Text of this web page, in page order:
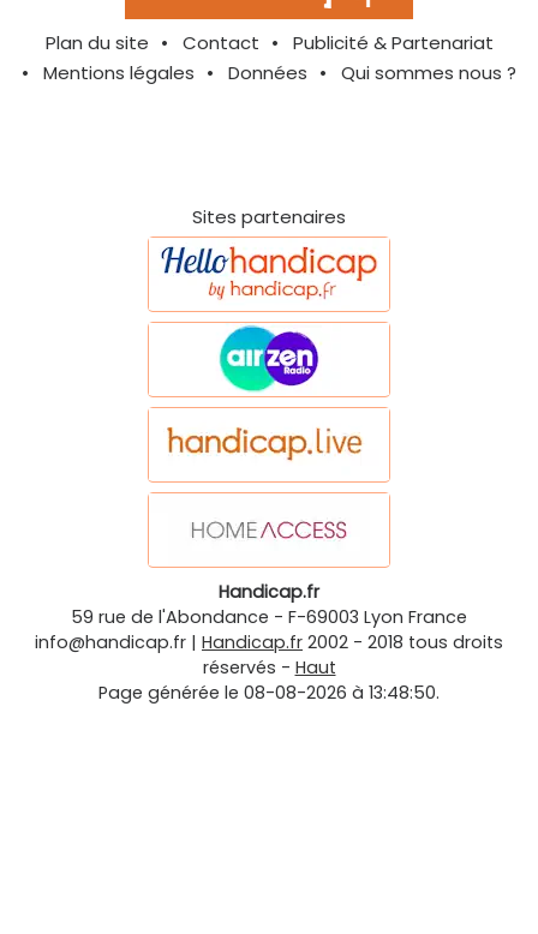
Plan du site Contact
Publicité & Partenariat
Mentions légales
Données Qui sommes nous ?
Sites partenaires
Handicap.fr
59 rue de l'Abondance - F-69003 Lyon France
info@handicap.fr | Handicap.fr 2002 - 2018 tous droits
réservés - Haut
Page générée le 08-08-2026 à 13:48:50.